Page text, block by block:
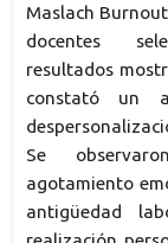
Maslach
docentes
resultados
constató un
Se
agotamiento
antigüedad